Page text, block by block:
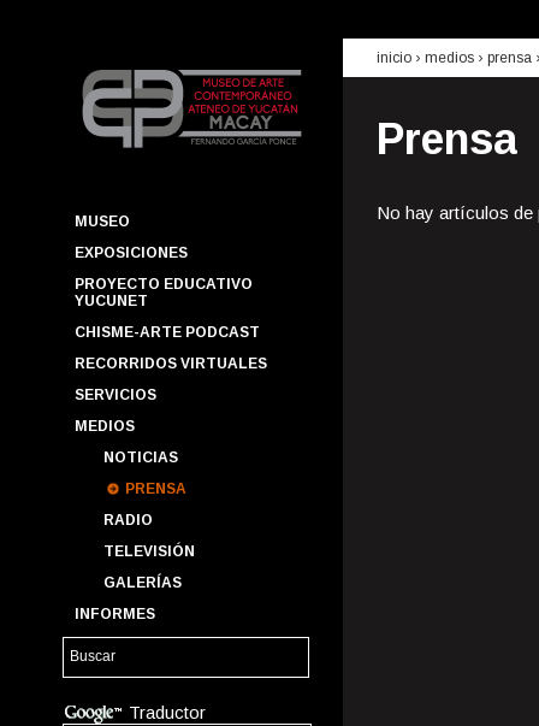
MUSEO
EXPOSICIONES
PROYECTO EDUCATIVO
YUCUNET
CHISME-ARTE PODCAST
RECORRIDOS VIRTUALES
SERVICIOS
MEDIOS
NOTICIAS
PRENSA
RADIO
TELEVISIÓN
GALERÍAS
INFORMES
Traductor
inicio › medios › prensa
Prensa
No hay artículos de